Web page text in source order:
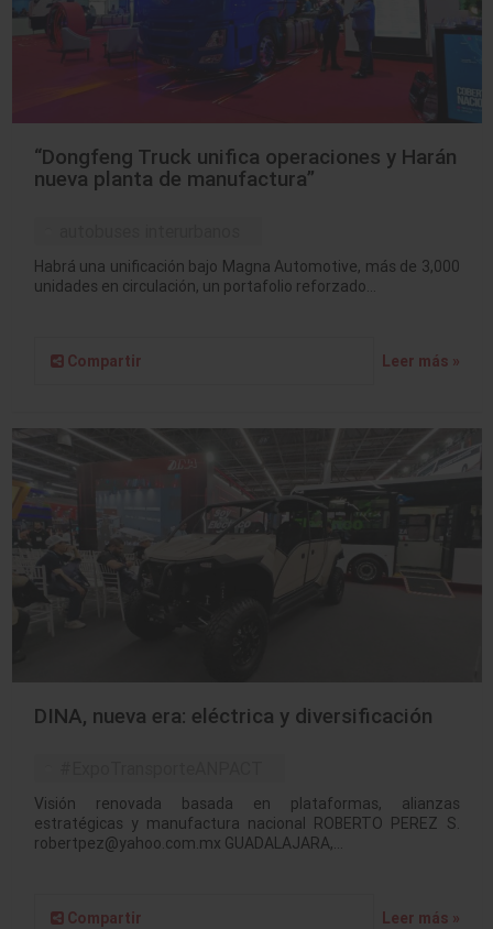
“Dongfeng Truck unifica operaciones y Harán
nueva planta de manufactura”
Habrá una unificación bajo Magna Automotive, más de 3,000
unidades en circulación, un portafolio reforzado…
Compartir Leer más »
DINA, nueva era: eléctrica y diversificación
Visión renovada basada en plataformas, alianzas
estratégicas y manufactura nacional ROBERTO PEREZ S.
robertpez@yahoo.com.mx GUADALAJARA,…
Compartir Leer más »